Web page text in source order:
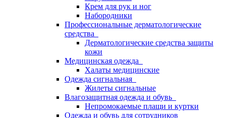
Крем для рук и ног
Набородники
Профессиональные дерматологические
средства
Дерматологические средства защиты
кожи
Медицинская одежда
Халаты медицинские
Одежда сигнальная
Жилеты сигнальные
Влагозащитная одежда и обувь
Непромокаемые плащи и куртки
Одежда и обувь для сотрудников